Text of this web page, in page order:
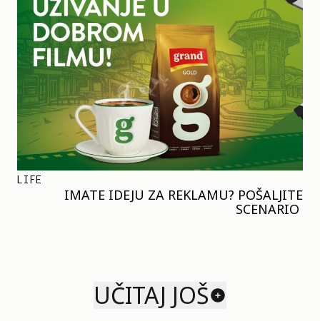
LIFE
IMATE IDEJU ZA REKLAMU? POŠALJITE
SCENARIO
UČITAJ JOŠ